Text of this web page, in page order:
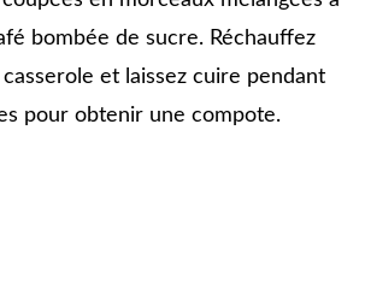
bombée de sucre. Réchauffez
et laissez cuire pendant
pour obtenir une compote.